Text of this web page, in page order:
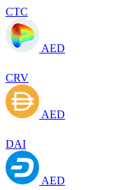
CTC
AED
CRV
AED
DAI
AED